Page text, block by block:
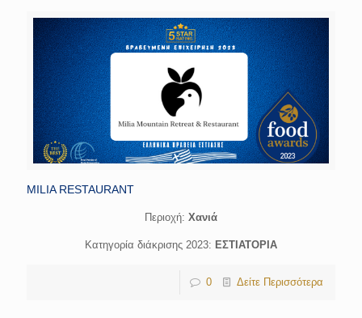
MILIA RESTAURANT
Περιοχή: Χανιά
Κατηγορία διάκρισης 2023: ΕΣΤΙΑΤΟΡΙΑ
0 Δείτε Περισσότερα